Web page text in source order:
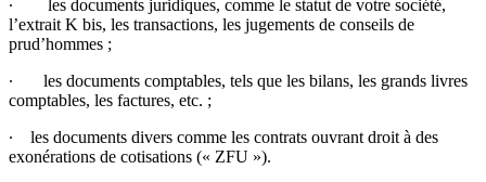
∙ les documents juridiques, comme le statut de votre société,
l’extrait K bis, les transactions, les jugements de conseils de
prud’hommes ;
∙ les documents comptables, tels que les bilans, les grands livres
comptables, les factures, etc. ;
∙ les documents divers comme les contrats ouvrant droit à des
exonérations de cotisations (« ZFU »).